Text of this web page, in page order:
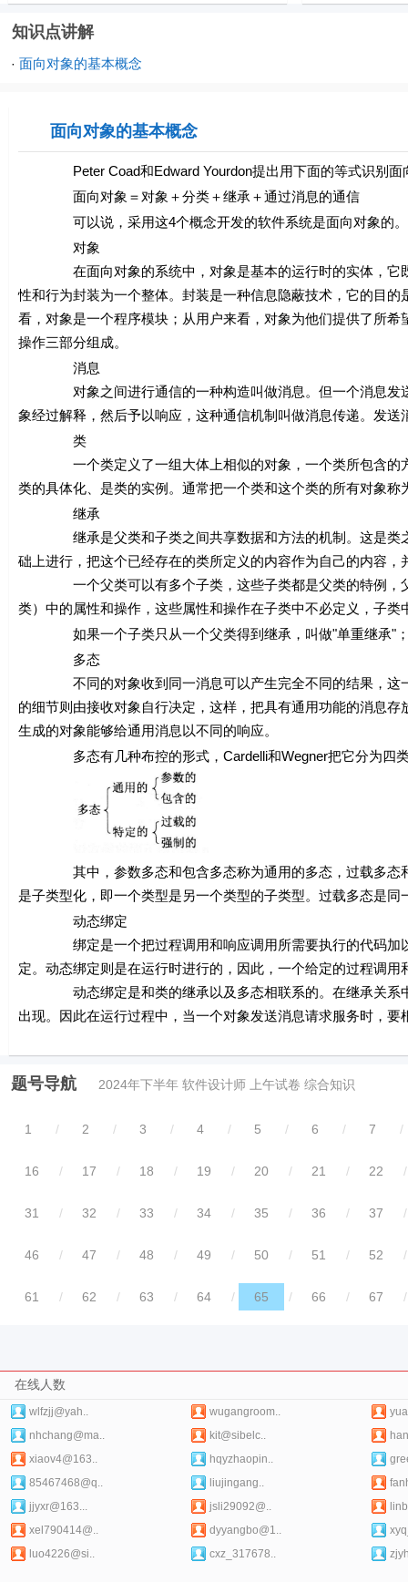
知识点讲解
· 面向对象的基本概念
面向对象的基本概念
Peter Coad和Edward Yourdon提出用下面的等式识别面
面向对象＝对象＋分类＋继承＋通过消息的通信
可以说，采用这4个概念开发的软件系统是面向对象的。
对象
在面向对象的系统中，对象是基本的运行时的实体，它既
性和行为封装为一个整体。封装是一种信息隐蔽技术，它的目
看，对象是一个程序模块；从用户来看，对象为他们提供了所
操作三部分组成。
消息
对象之间进行通信的一种构造叫做消息。但一个消息发送
象经过解释，然后予以响应，这种通信机制叫做消息传递。发
类
一个类定义了一组大体上相似的对象，一个类所包含的方
类的具体化、是类的实例。通常把一个类和这个类的所有对象称
继承
继承是父类和子类之间共享数据和方法的机制。这是类之
础上进行，把这个已经存在的类所定义的内容作为自己的内容，
一个父类可以有多个子类，这些子类都是父类的特例，父
类）中的属性和操作，这些属性和操作在子类中不必定义，子类
如果一个子类只从一个父类得到继承，叫做"单重继承"；
多态
不同的对象收到同一消息可以产生完全不同的结果，这一
的细节则由接收对象自行决定，这样，把具有通用功能的消息
生成的对象能够给通用消息以不同的响应。
多态有几种布控的形式，Cardelli和Wegner把它分为四
其中，参数多态和包含多态称为通用的多态，过载多态和
是子类型化，即一个类型是另一个类型的子类型。过载多态是
动态绑定
绑定是一个把过程调用和响应调用所需要执行的代码加以
定。动态绑定则是在运行时进行的，因此，一个给定的过程调
动态绑定是和类的继承以及多态相联系的。在继承关系中
出现。因此在运行过程中，当一个对象发送消息请求服务时，
题号导航 2024年下半年 软件设计师 上午试卷 综合知识
1 / 2 / 3 / 4 / 5 / 6 / 7 /
16 / 17 / 18 / 19 / 20 / 21 / 22 /
31 / 32 / 33 / 34 / 35 / 36 / 37 /
46 / 47 / 48 / 49 / 50 / 51 / 52 /
61 / 62 / 63 / 64 / 65 / 66 / 67 /
在线人数
wlfzjj@yah.. wugangroom..
nhchang@ma..
kit@sibelc..
xiaov4@163..
hqyzhaopin..
85467468@q..
liujingang..
jjyxr@163...
jsli29092@..
xel790414@..
dyyangbo@1..
luo4226@si..
cxz_317678..